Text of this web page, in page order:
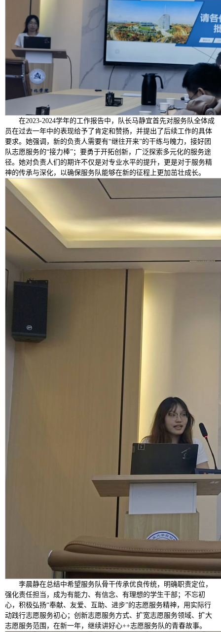
在2023-2024学年的工作报告中，队长马静宜首先对服务队全体成
员在过去一年中的表现给予了肯定和赞扬，并提出了后续工作的具体
要求。她强调，新的负责人需要有“继往开来”的干练与魄力，接好团
队志愿服务的“接力棒”；要勇于开拓创新，广泛探索多元化的服务途
径。她对负责人们的期许不仅是对专业水平的提升，更是对于服务精
神的传承与深化，以确保服务队能够在新的征程上更加茁壮成长。
李晨静在总结中希望服务队骨干传承优良传统，明确职责定位，
强化责任担当，成为有能力、有信念、有理想的学生干部；不忘初
心，积极弘扬“奉献、友爱、互助、进步”的志愿服务精神，用实际行
动践行志愿服务初心；创新志愿服务方式、扩宽志愿服务领域、扩大
志愿服务范围，在新一年，继续讲好心++志愿服务队的青春故事。